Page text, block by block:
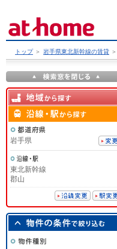
トップ ＞ 岩手県東北新幹線の賃貸 ＞
岩手県
東北新幹線
郡山